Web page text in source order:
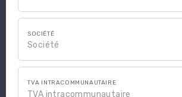
SOCIÉTÉ
TVA INTRACOMMUNAUTAIRE